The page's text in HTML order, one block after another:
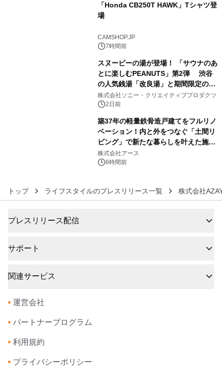
「Honda CB250T HAWK」Tシャツ登
場
CAMSHOP.JP
7時間前
スヌーピーの湯が登場！ 「サウナのあ
とに楽しむPEANUTS」第2弾 渋谷
の人気銭湯「改良湯」と期間限定のコ
ラボレーション サウナイキタイコラ
ボグッズも発売決定！
株式会社ソニー・クリエイティブプロダクツ
2日前
築37年の軽量鉄骨造戸建てをフルリノ
ベーション！内と外をつなぐ「土間リ
ビング」で新たな暮らしを叶えた施工
事例を株式会社アースが公開
株式会社アース
6時間前
トップ ライフスタイルのプレスリリース一覧 株式会社
プレスリリース配信
サポート
関連サービス
• 運営会社
• パートナープログラム
• 利用規約
• プライバシーポリシー